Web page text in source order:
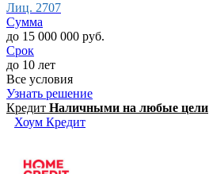
Лиц. 2707
Сумма
до 15 000 000 руб.
Срок
до 10 лет
Все условия
Узнать решение
Кредит Наличными на любые цели
Хоум Кредит